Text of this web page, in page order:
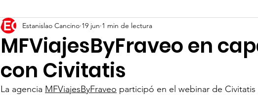
MFViajesByFraveo en
con Civitatis
Estanislao Cancino 19 jun 1 min de lectura
La agencia MFViajesByFraveo participó en el webinar de